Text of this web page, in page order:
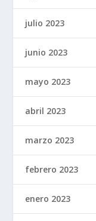
julio 2023
junio 2023
mayo 2023
abril 2023
marzo 2023
febrero 2023
enero 2023